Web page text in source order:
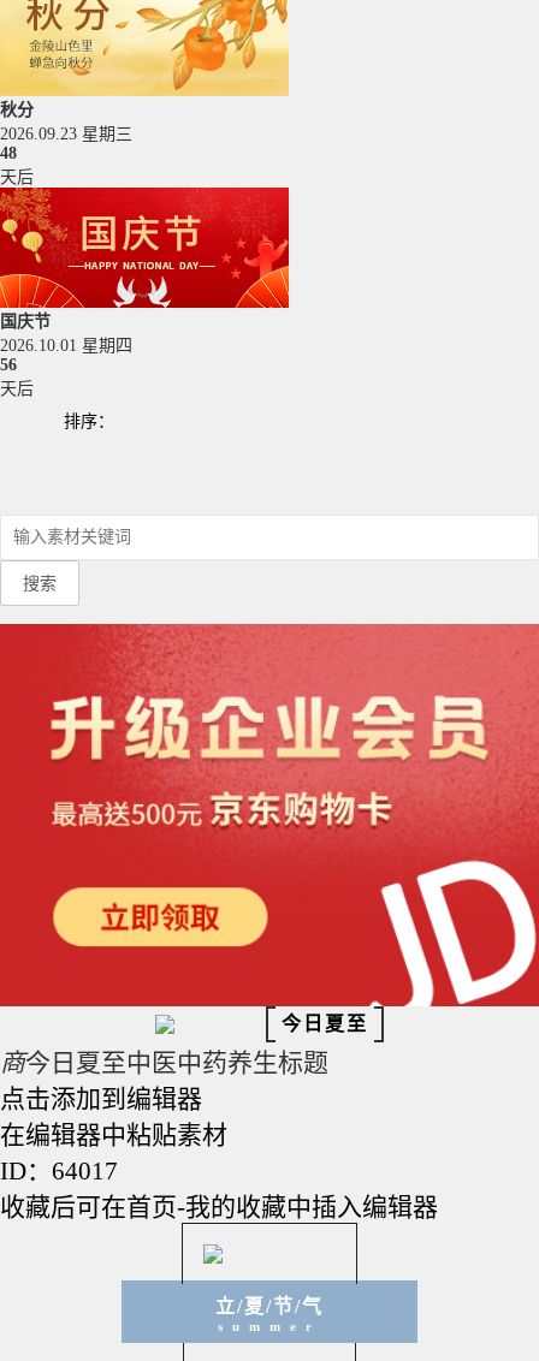
秋分
2026.09.23 星期三
48
天后
国庆节
2026.10.01 星期四
56
天后
排序：
搜索
今日夏至
商今日夏至中医中药养生标题
点击添加到编辑器
在编辑器中粘贴素材
ID：64017
收藏后可在首页-我的收藏中插入编辑器
立/夏/节/气
summer